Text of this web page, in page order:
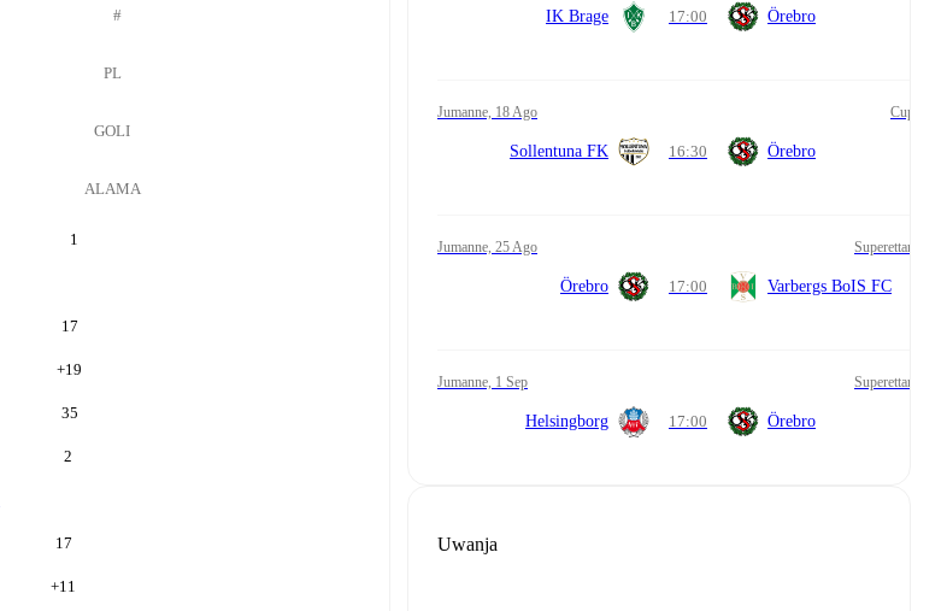
#
PL
GOLI
ALAMA
1
17
+19
35
2
17
+11
IK Brage 17:00 Örebro
Jumanne, 18 Ago Cup
Sollentuna FK 16:30 Örebro
Jumanne, 25 Ago Superettan
Örebro 17:00 Varbergs BoIS FC
Jumanne, 1 Sep Superettan
Helsingborg 17:00 Örebro
Uwanja